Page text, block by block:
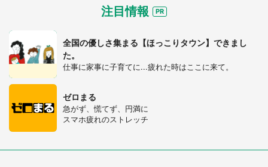
注目情報
全国の優しさ集まる【ほっこりタウン】できまし
た。
仕事に家事に子育てに...疲れた時はここに来て。
ゼロまる
急がず、慌てず、円満に
スマホ疲れのストレッチ